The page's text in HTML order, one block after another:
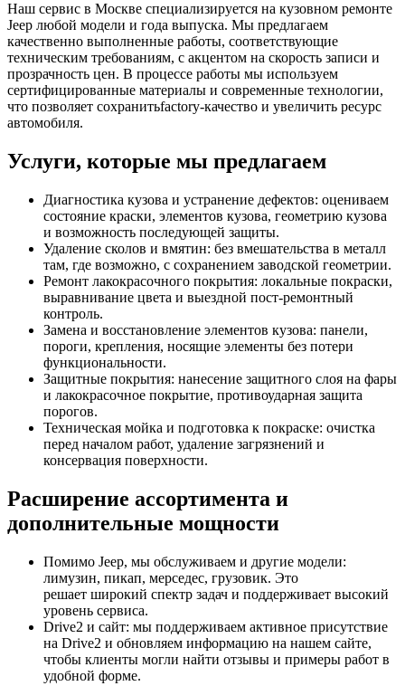
Наш сервис в Москве специализируется на кузовном ремонте
Jeep любой модели и года выпуска. Мы предлагаем
качественно выполненные работы, соответствующие
техническим требованиям, с акцентом на скорость записи и
прозрачность цен. В процессе работы мы используем
сертифицированные материалы и современные технологии,
что позволяет сохранитьfactory-качество и увеличить ресурс
автомобиля.
Услуги, которые мы предлагаем
Диагностика кузова и устранение дефектов: оцениваем
состояние краски, элементов кузова, геометрию кузова
и возможность последующей защиты.
Удаление сколов и вмятин: без вмешательства в металл
там, где возможно, с сохранением заводской геометрии.
Ремонт лакокрасочного покрытия: локальные покраски,
выравнивание цвета и выездной пост-ремонтный
контроль.
Замена и восстановление элементов кузова: панели,
пороги, крепления, носящие элементы без потери
функциональности.
Защитные покрытия: нанесение защитного слоя на фары
и лакокрасочное покрытие, противоударная защита
порогов.
Техническая мойка и подготовка к покраске: очистка
перед началом работ, удаление загрязнений и
консервация поверхности.
Расширение ассортимента и
дополнительные мощности
Помимо Jeep, мы обслуживаем и другие модели:
лимузин, пикап, мерседес, грузовик. Это
решает широкий спектр задач и поддерживает высокий
уровень сервиса.
Drive2 и сайт: мы поддерживаем активное присутствие
на Drive2 и обновляем информацию на нашем сайте,
чтобы клиенты могли найти отзывы и примеры работ в
удобной форме.